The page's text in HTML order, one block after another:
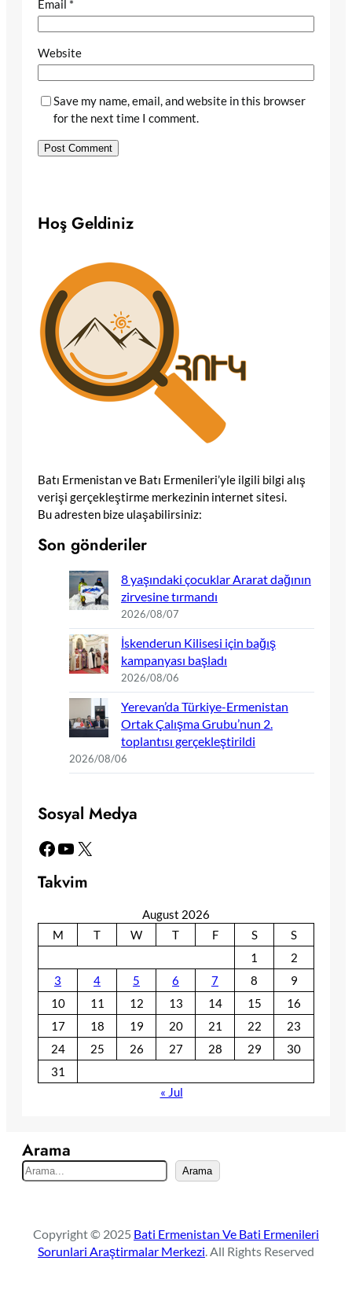
Email *
Website
Save my name, email, and website in this browser
for the next time I comment.
Hoş Geldiniz
Batı Ermenistan ve Batı Ermenileri’yle ilgili bilgi alış
verişi gerçekleştirme merkezinin internet sitesi.
Bu adresten bize ulaşabilirsiniz:
Son gönderiler
8 yaşındaki çocuklar Ararat dağının
zirvesine tırmandı
2026/08/07
İskenderun Kilisesi için bağış
kampanyası başladı
2026/08/06
Yerevan’da Türkiye-Ermenistan
Ortak Çalışma Grubu’nun 2.
toplantısı gerçekleştirildi
2026/08/06
Sosyal Medya
Facebook YouTube X
Takvim
August 2026
M
T W T F S
S
1
2
3
4 5 6 7 8
9
10
11 12 13 14 15
16
17
18 19 20 21 22
23
24
25 26 27 28 29
30
31
« Jul
Arama
S
e
c
h
Arama
Copyright © 2025 Bati Ermenistan Ve Bati Ermenileri
Sorunlari Araştirmalar Merkezi . All Rights Reserved